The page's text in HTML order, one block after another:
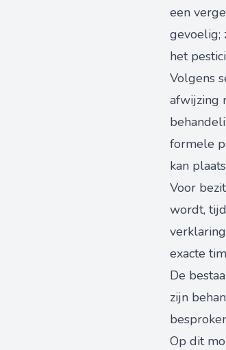
een
gevoelig;
het
Volgens
afwijzing
formele
kan
Voor
wordt,
exacte
De
zijn
Op dit